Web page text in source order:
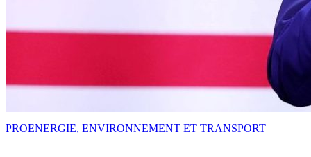
PROENERGIE, ENVIRONNEMENT ET TRANSPORT